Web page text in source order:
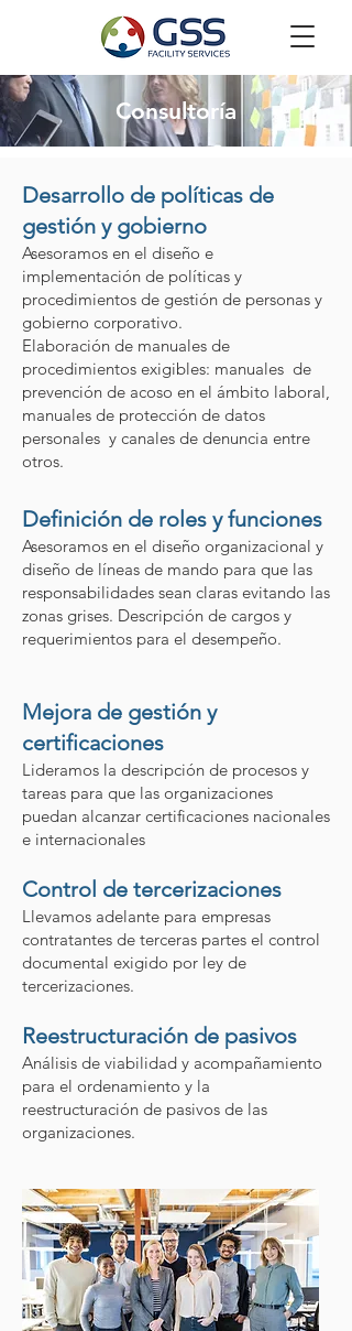
Consultoría
Desarrollo de políticas de
gestión y gobierno
Asesoramos en el diseño e
implementación de políticas y
procedimientos de gestión de personas y
gobierno corporativo.
Elaboración de manuales de
procedimientos exigibles: manuales de
prevención de acoso en el ámbito laboral,
manuales de protección de datos
personales y canales de denuncia entre
otros.
Definición de roles y funciones
Asesoramos en el diseño organizacional y
diseño de líneas de mando para que las
responsabilidades sean claras evitando las
zonas grises. Descripción de cargos y
requerimientos para el desempeño.
Mejora de gestión y
certificaciones
Lideramos la descripción de procesos y
tareas para que las organizaciones
puedan alcanzar certificaciones nacionales
e internacionales
Control de tercerizaciones
Llevamos adelante para empresas
contratantes de terceras partes el control
documental exigido por ley de
tercerizaciones.
Reestructuración de pasivos
Análisis de viabilidad y acompañamiento
para el ordenamiento y la
reestructuración de pasivos de las
organizaciones.